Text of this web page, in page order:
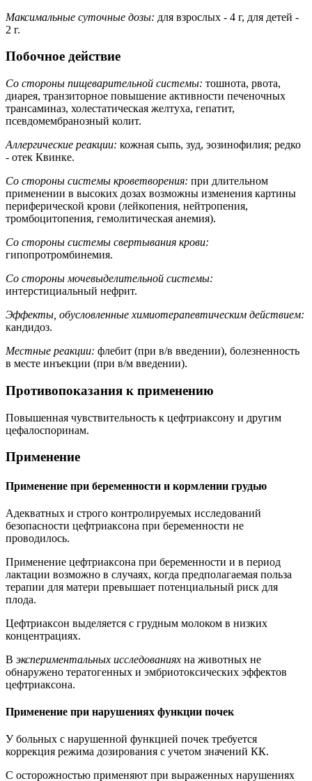
Максимальные суточные дозы: для взрослых - 4 г, для детей -
2 г.
Побочное действие
Со стороны пищеварительной системы: тошнота, рвота,
диарея, транзиторное повышение активности печеночных
трансаминаз, холестатическая желтуха, гепатит,
псевдомембранозный колит.
Аллергические реакции: кожная сыпь, зуд, эозинофилия; редко
- отек Квинке.
Со стороны системы кроветворения: при длительном
применении в высоких дозах возможны изменения картины
периферической крови (лейкопения, нейтропения,
тромбоцитопения, гемолитическая анемия).
Со стороны системы свертывания крови:
гипопротромбинемия.
Cо стороны мочевыделительной системы:
интерстициальный нефрит.
Эффекты, обусловленные химиотерапевтическим действием:
кандидоз.
Местные реакции: флебит (при в/в введении), болезненность
в месте инъекции (при в/м введении).
Противопоказания к применению
Повышенная чувствительность к цефтриаксону и другим
цефалоспоринам.
Применение
Применение при беременности и кормлении грудью
Адекватных и строго контролируемых исследований
безопасности цефтриаксона при беременности не
проводилось.
Применение цефтриаксона при беременности и в период
лактации возможно в случаях, когда предполагаемая польза
терапии для матери превышает потенциальный риск для
плода.
Цефтриаксон выделяется с грудным молоком в низких
концентрациях.
В экспериментальных исследованиях на животных не
обнаружено тератогенных и эмбриотоксических эффектов
цефтриаксона.
Применение при нарушениях функции почек
У больных с нарушенной функцией почек требуется
коррекция режима дозирования с учетом значений КК.
С осторожностью применяют при выраженных нарушениях